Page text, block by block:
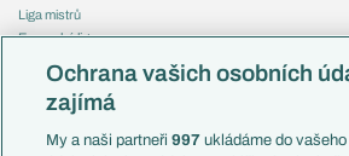
Liga mistrů
Evropská liga
Mistrovství světa
Liga národů
Česko
Francie
Ochrana vašich osobních
zajímá
My a naši partneři997 ukládáme do